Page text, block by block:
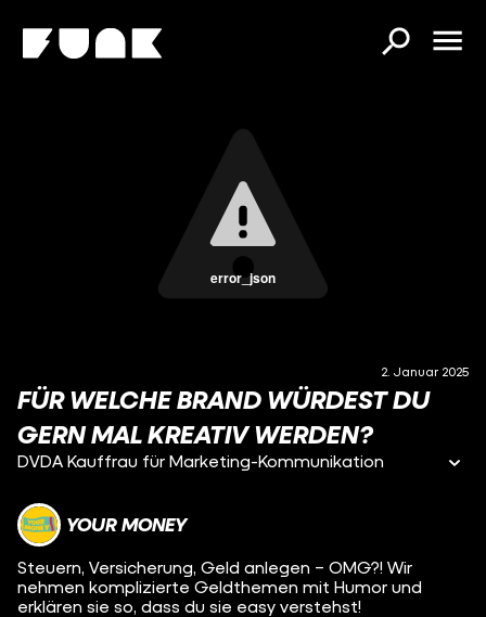
error_json
2. Januar 2025
FÜR WELCHE BRAND WÜRDEST DU
GERN MAL KREATIV WERDEN?
DVDA Kauffrau für Marketing-Kommunikation
YOUR MONEY
Steuern, Versicherung, Geld anlegen – OMG?! Wir
nehmen komplizierte Geldthemen mit Humor und
erklären sie so, dass du sie easy verstehst!